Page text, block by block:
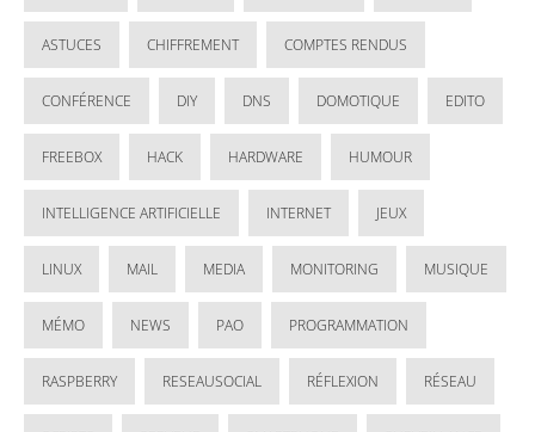
ASTUCES CHIFFREMENT COMPTES RENDUS
CONFÉRENCE DIY DNS DOMOTIQUE EDITO
FREEBOX HACK HARDWARE HUMOUR
INTELLIGENCE ARTIFICIELLE INTERNET JEUX
LINUX MAIL MEDIA MONITORING MUSIQUE
MÉMO NEWS PAO PROGRAMMATION
RASPBERRY RESEAUSOCIAL RÉFLEXION RÉSEAU